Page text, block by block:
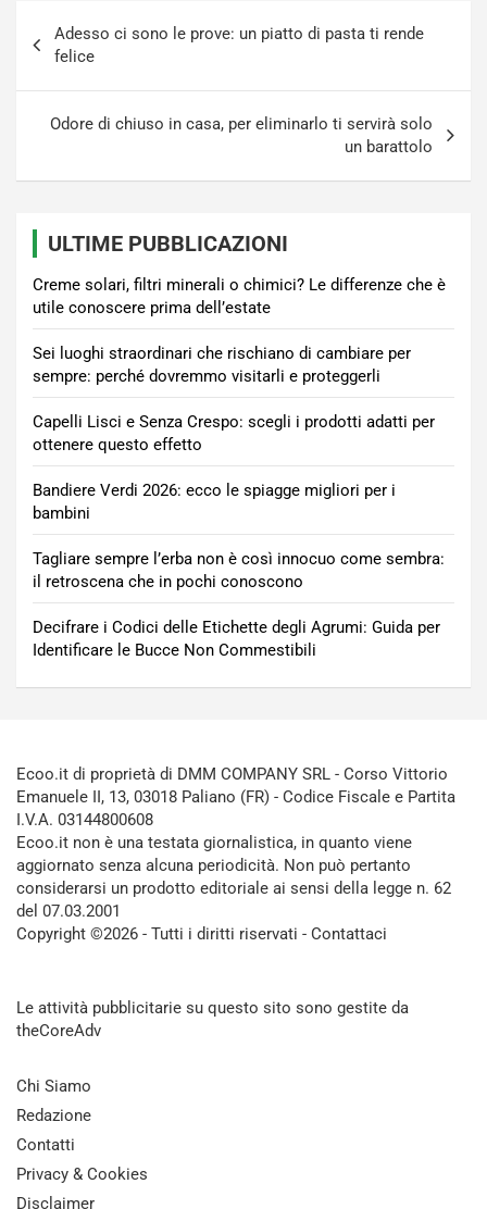
articoli
Adesso ci sono le prove: un piatto di pasta ti rende
felice
Odore di chiuso in casa, per eliminarlo ti servirà solo
un barattolo
ULTIME PUBBLICAZIONI
Creme solari, filtri minerali o chimici? Le differenze che è
utile conoscere prima dell’estate
Sei luoghi straordinari che rischiano di cambiare per
sempre: perché dovremmo visitarli e proteggerli
Capelli Lisci e Senza Crespo: scegli i prodotti adatti per
ottenere questo effetto
Bandiere Verdi 2026: ecco le spiagge migliori per i
bambini
Tagliare sempre l’erba non è così innocuo come sembra:
il retroscena che in pochi conoscono
Decifrare i Codici delle Etichette degli Agrumi: Guida per
Identificare le Bucce Non Commestibili
Ecoo.it di proprietà di DMM COMPANY SRL - Corso Vittorio
Emanuele II, 13, 03018 Paliano (FR) - Codice Fiscale e Partita
I.V.A. 03144800608
Ecoo.it non è una testata giornalistica, in quanto viene
aggiornato senza alcuna periodicità. Non può pertanto
considerarsi un prodotto editoriale ai sensi della legge n. 62
del 07.03.2001
Copyright ©2026 - Tutti i diritti riservati - Contattaci
Le attività pubblicitarie su questo sito sono gestite da
theCoreAdv
Chi Siamo
Redazione
Contatti
Privacy & Cookies
Disclaimer